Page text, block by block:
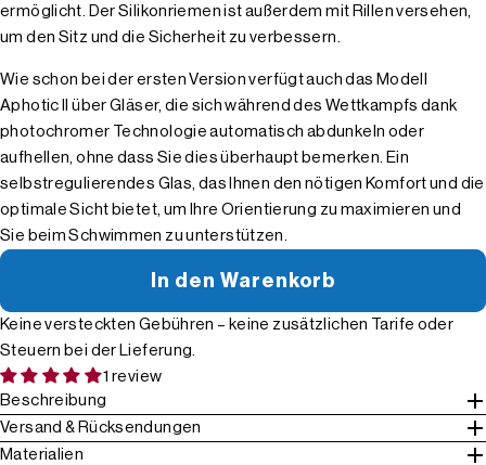
ermöglicht. Der Silikonriemen ist außerdem mit Rillen versehen,
um den Sitz und die Sicherheit zu verbessern.
Wie schon bei der ersten Version verfügt auch das Modell
Aphotic II über Gläser, die sich während des Wettkampfs dank
photochromer Technologie automatisch abdunkeln oder
aufhellen, ohne dass Sie dies überhaupt bemerken. Ein
selbstregulierendes Glas, das Ihnen den nötigen Komfort und die
optimale Sicht bietet, um Ihre Orientierung zu maximieren und
Sie beim Schwimmen zu unterstützen.
In den Warenkorb
Keine versteckten Gebühren – keine zusätzlichen Tarife oder
Steuern bei der Lieferung.
1 review
Beschreibung
Versand & Rücksendungen
Materialien